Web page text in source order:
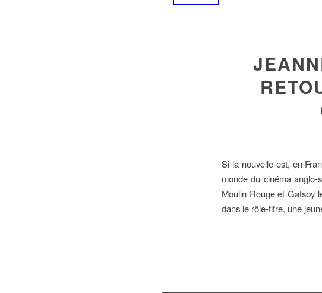
Si la nouvelle est, en
monde du cinéma
Moulin Rouge et Gatsby
dans le rôle-titre, une